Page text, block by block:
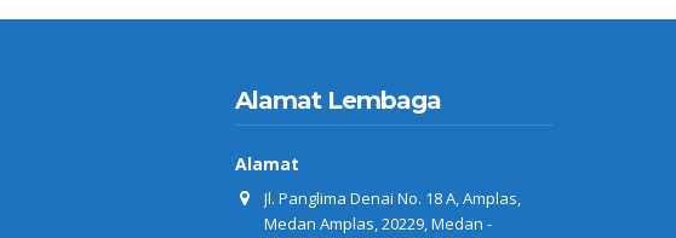
Alamat Lembaga
Alamat
Jl. Panglima Denai No. 18 A, Amplas,
Medan Amplas, 20229, Medan -